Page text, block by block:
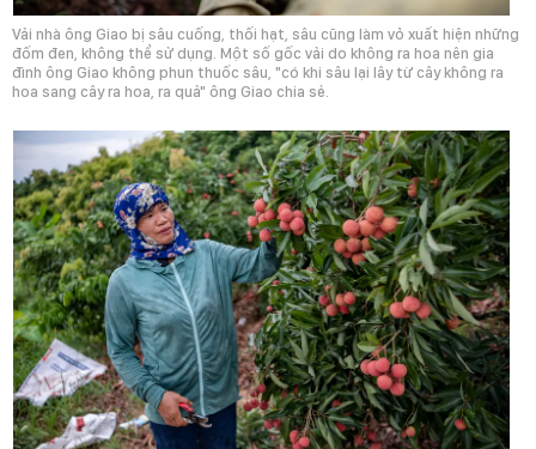
Vải nhà ông Giao bị sâu cuống, thối hạt, sâu cũng làm vỏ xuất hiện những
đốm đen, không thể sử dụng. Một số gốc vải do không ra hoa nên gia
đình ông Giao không phun thuốc sâu, "có khi sâu lại lây từ cây không ra
hoa sang cây ra hoa, ra quả" ông Giao chia sẻ.